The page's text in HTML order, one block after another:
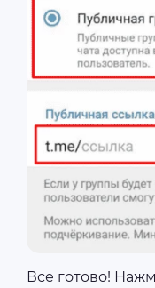
Все готово!